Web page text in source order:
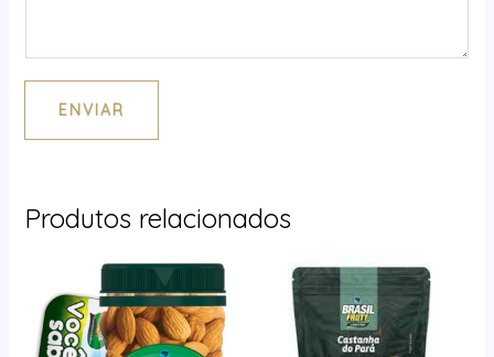
ENVIAR
Produtos relacionados